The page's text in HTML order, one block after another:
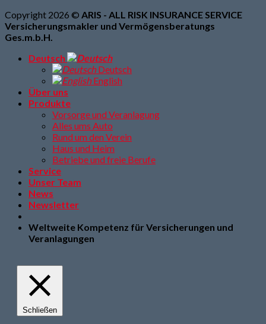
Copyright 2026 © ARIS - ALL RISK INSURANCE SERVICE
Versicherungsmakler und Vermögensberatungs
Ges.m.b.H.
Deutsch
Deutsch
English
Über uns
Produkte
Vorsorge und Veranlagung
Alles ums Auto
Rund um den Verein
Haus und Heim
Betriebe und freie Berufe
Service
Unser Team
News
Newsletter
Weltweite Kompetenz für Versicherungen und
Veranlagungen
Schließen